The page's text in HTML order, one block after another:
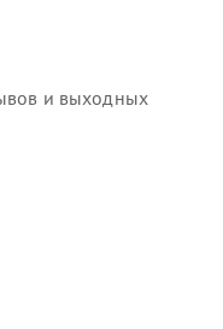
и выходных